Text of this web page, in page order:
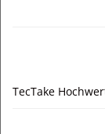
TecTake